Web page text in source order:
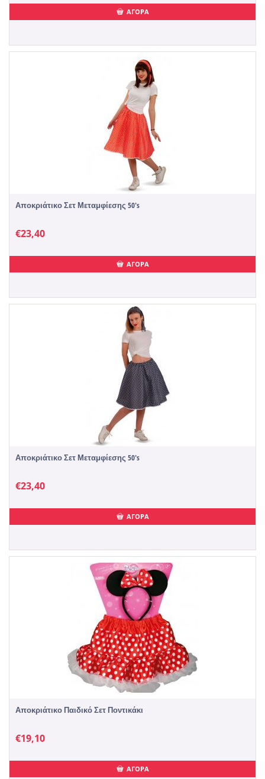
ΑΓΟΡΑ
Αποκριάτικο Σετ Μεταμφίεσης 50's
€23,40
ΑΓΟΡΑ
Αποκριάτικο Σετ Μεταμφίεσης 50's
€23,40
ΑΓΟΡΑ
Αποκριάτικο Παιδικό Σετ Ποντικάκι
€19,10
ΑΓΟΡΑ